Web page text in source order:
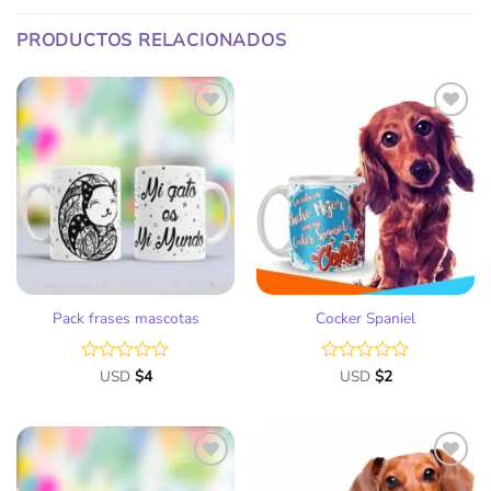
PRODUCTOS RELACIONADOS
Añadir
lista
de
deseos
Pack frases mascotas
Valorado
de
5
USD $4
Añadir
a la
lista
de
deseos
Cocker Spaniel
Valorado
USD $2
Añadir
Añadir